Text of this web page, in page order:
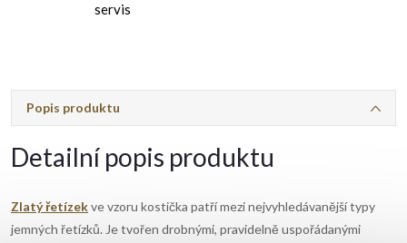
servis
Popis produktu
Detailní popis produktu
Zlatý řetízekve vzoru kostička patří mezi nejvyhledávanější typy
jemných řetízků. Je tvořen drobnými, pravidelně uspořádanými